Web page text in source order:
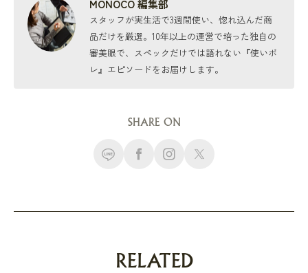
MONOCO 編集部
スタッフが実生活で3週間使い、惚れ込んだ商
品だけを厳選。10年以上の運営で培った独自の
審美眼で、スペックだけでは語れない『使いボ
レ』エピソードをお届けします。
SHARE ON
RELATED